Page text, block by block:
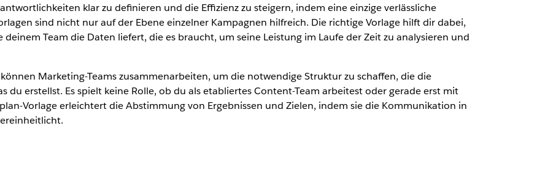
klar zu definieren und die Effizienz zu steigern, indem eine einzige verlässliche
sind nicht nur auf der Ebene einzelner Kampagnen hilfreich. Die richtige Vorlage hilft dir dabei,
Team die Daten liefert, die es braucht, um seine Leistung im Laufe der Zeit zu analysieren und
Marketing-Teams zusammenarbeiten, um die notwendige Struktur zu schaffen, die die
du erstellst. Es spielt keine Rolle, ob du als etabliertes Content-Team arbeitest oder gerade erst mit
Vorlage erleichtert die Abstimmung von Ergebnissen und Zielen, indem sie die Kommunikation in